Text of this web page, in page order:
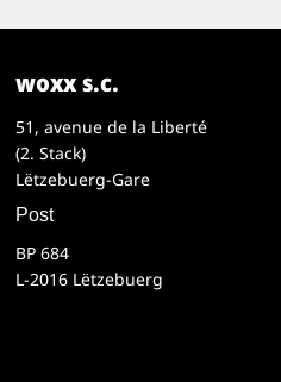
woxx s.c.
51, avenue de la Liberté
(2. Stack)
Lëtzebuerg-Gare
Post
BP 684
L-2016 Lëtzebuerg